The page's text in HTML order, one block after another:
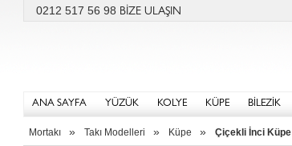
0212 517 56 98 BİZE ULAŞIN
ANA SAYFA YÜZÜK KOLYE KÜPE BİLEZİK
Mortakı » Takı Modelleri » Küpe » Çiçekli İnci Küpe